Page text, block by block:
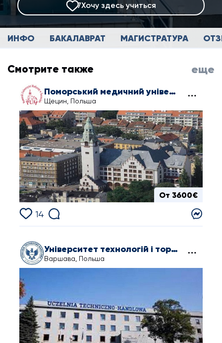
7Хочу здесь учиться
ИНФО БАКАЛАВРАТ МАГИСТРАТУРА
Смотрите также еще
Поморський медичний університет у Щецині
Щецин, Польша
От 3600€
14
Університет технологій і торгівлі ім. Гелени Ходковської
Варшава, Польша